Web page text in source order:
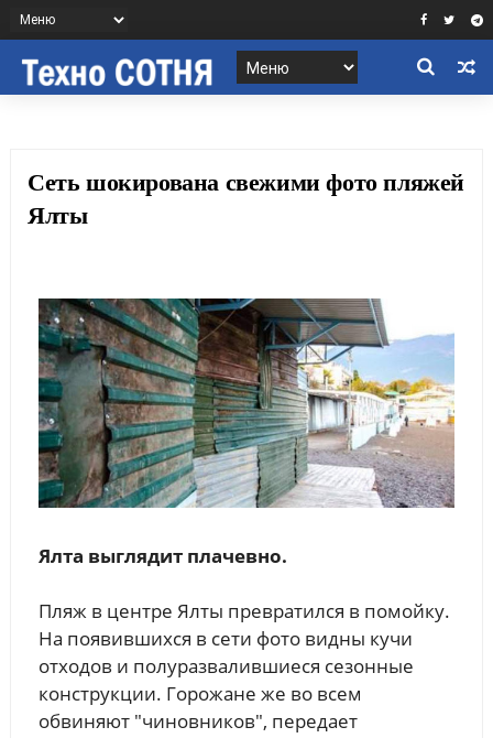
Сеть шокирована свежими фото пляжей
Ялты
Ялта выглядит плачевно.
Пляж в центре Ялты превратился в помойку.
На появившихся в сети фото видны кучи
отходов и полуразвалившиеся сезонные
конструкции. Горожане же во всем
обвиняют "чиновников", передает